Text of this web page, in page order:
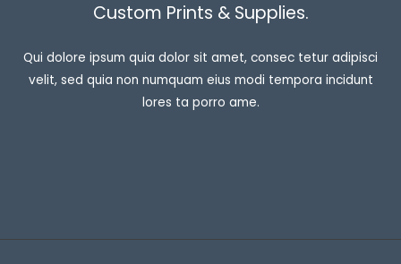
Custom Prints & Supplies.
Qui dolore ipsum quia dolor sit amet, consec tetur adipisci
velit, sed quia non numquam eius modi tempora incidunt
lores ta porro ame.